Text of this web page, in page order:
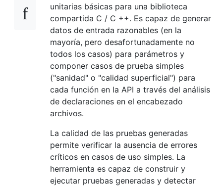
unitarias básicas para una biblioteca
compartida C / C ++. Es capaz de generar
datos de entrada razonables (en la
mayoría, pero desafortunadamente no
todos los casos) para parámetros y
componer casos de prueba simples
("sanidad" o "calidad superficial") para
cada función en la API a través del análisis
de declaraciones en el encabezado
archivos.
La calidad de las pruebas generadas
permite verificar la ausencia de errores
críticos en casos de uso simples. La
herramienta es capaz de construir y
ejecutar pruebas generadas y detectar